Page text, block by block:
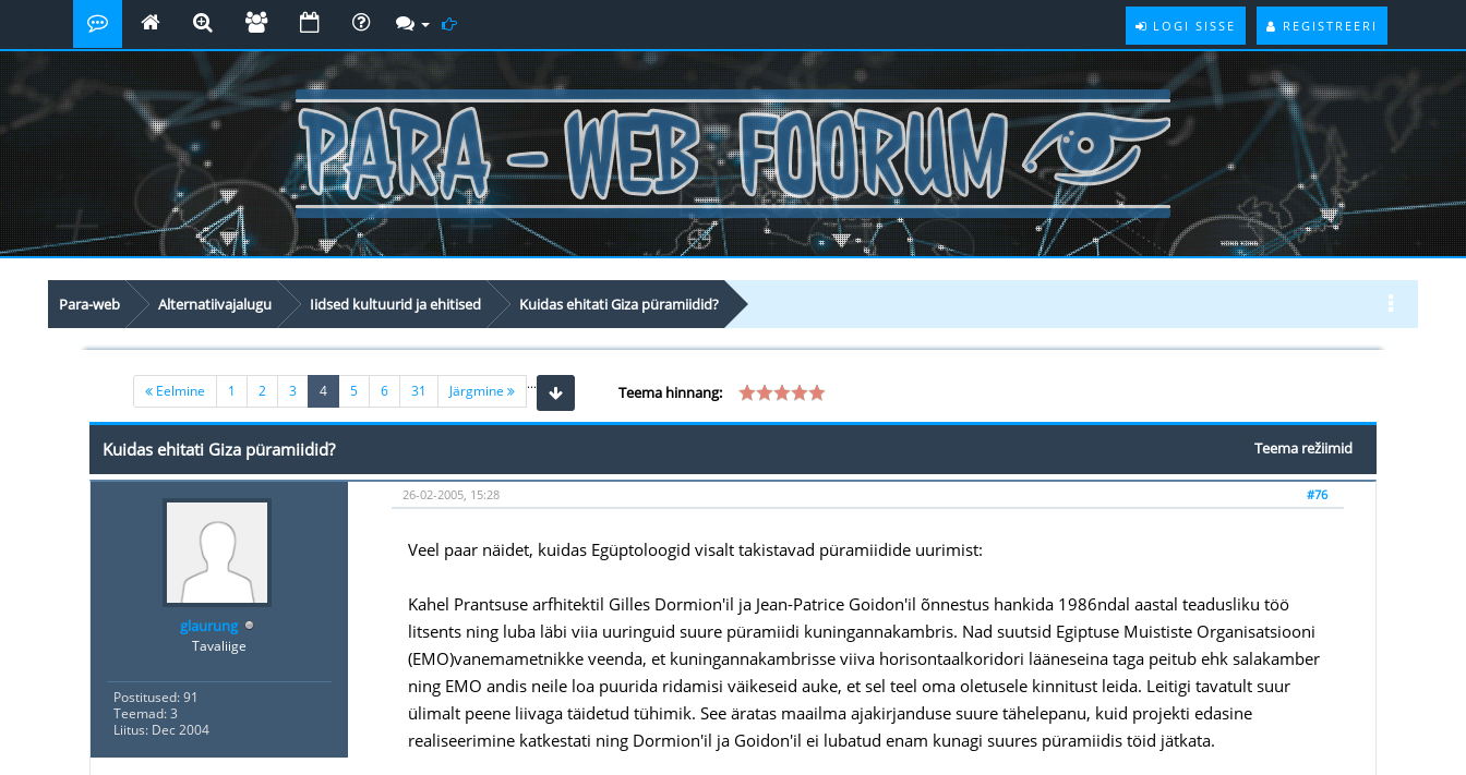
LOGI SISSE REGISTREERI
Para-web Alternatiivajalugu Iidsed kultuurid ja ehitised Kuidas ehitati Giza püramiidid?
Eelmine 1 2 3 4(current)
5 6 ...
31 Järgmine Teema hinnang:
Teema režiimid
Kuidas ehitati Giza püramiidid?
glaurung
Tavaliige
Postitused: 91
Teemad: 3
Liitus: Dec 2004
#76
26-02-2005, 15:28
Veel paar näidet, kuidas Egüptoloogid visalt takistavad püramiidide uurimist:
Kahel Prantsuse arfhitektil Gilles Dormion'il ja Jean-Patrice Goidon'il õnnestus hankida 1986ndal aastal teadusliku töö
litsents ning luba läbi viia uuringuid suure püramiidi kuningannakambris. Nad suutsid Egiptuse Muististe Organisatsiooni
(EMO)vanemametnikke veenda, et kuningannakambrisse viiva horisontaalkoridori lääneseina taga peitub ehk salakamber
ning EMO andis neile loa puurida ridamisi väikeseid auke, et sel teel oma oletusele kinnitust leida. Leitigi tavatult suur
ülimalt peene liivaga täidetud tühimik. See äratas maailma ajakirjanduse suure tähelepanu, kuid projekti edasine
realiseerimine katkestati ning Dormion'il ja Goidon'il ei lubatud enam kunagi suures püramiidis töid jätkata.